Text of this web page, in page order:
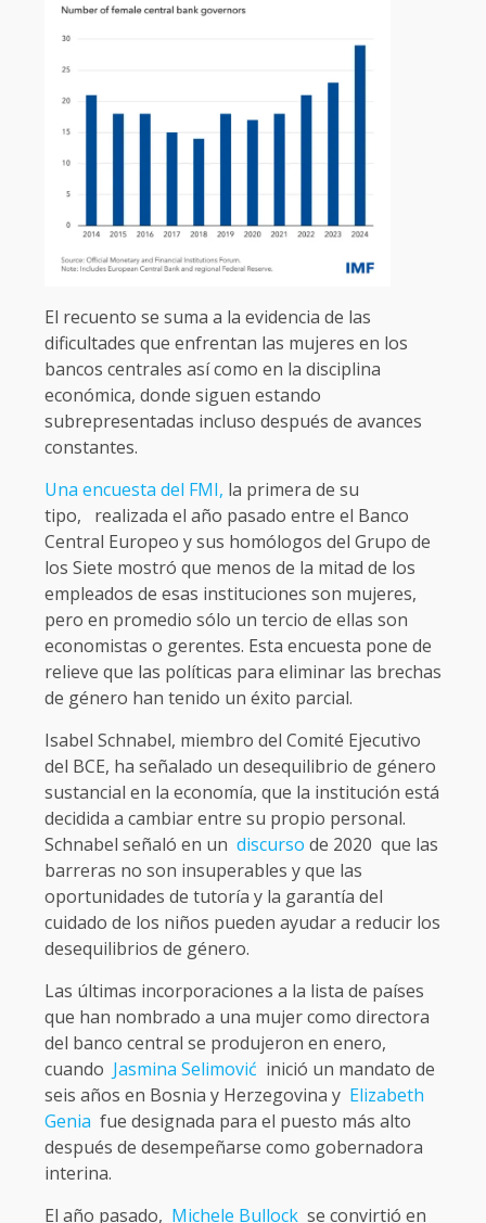
El recuento se suma a la evidencia de las
dificultades que enfrentan las mujeres en los
bancos centrales así como en la disciplina
económica, donde siguen estando
subrepresentadas incluso después de avances
constantes.
Una encuesta del FMI, la primera de su
tipo, realizada el año pasado entre el Banco
Central Europeo y sus homólogos del Grupo de
los Siete mostró que menos de la mitad de los
empleados de esas instituciones son mujeres,
pero en promedio sólo un tercio de ellas son
economistas o gerentes. Esta encuesta pone de
relieve que las políticas para eliminar las brechas
de género han tenido un éxito parcial.
Isabel Schnabel, miembro del Comité Ejecutivo
del BCE, ha señalado un desequilibrio de género
sustancial en la economía, que la institución está
decidida a cambiar entre su propio personal.
Schnabel señaló en un discurso de 2020 que las
barreras no son insuperables y que las
oportunidades de tutoría y la garantía del
cuidado de los niños pueden ayudar a reducir los
desequilibrios de género.
Las últimas incorporaciones a la lista de países
que han nombrado a una mujer como directora
del banco central se produjeron en enero,
cuando Jasmina Selimović inició un mandato de
seis años en Bosnia y Herzegovina y Elizabeth
Genia fue designada para el puesto más alto
después de desempeñarse como gobernadora
interina.
El año pasado, Michele Bullock se convirtió en